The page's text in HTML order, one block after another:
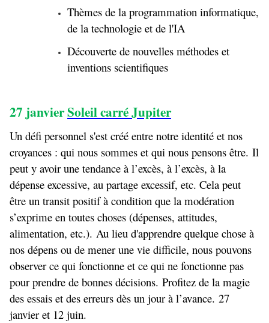
Thèmes de la programmation informatique,
de la technologie et de l'IA
Découverte de nouvelles méthodes et
inventions scientifiques
27 janvierSoleil carré Jupiter
Un défi personnel s'est créé entre notre identité et nos
croyances : qui nous sommes et qui nous pensons être. Il
peut y avoir une tendance à l’excès, à l’excès, à la
dépense excessive, au partage excessif, etc. Cela peut
être un transit positif à condition que la modération
s’exprime en toutes choses (dépenses, attitudes,
alimentation, etc.). Au lieu d'apprendre quelque chose à
nos dépens ou de mener une vie difficile, nous pouvons
observer ce qui fonctionne et ce qui ne fonctionne pas
pour prendre de bonnes décisions. Profitez de la magie
des essais et des erreurs dès un jour à l’avance. 27
janvier et 12 juin.